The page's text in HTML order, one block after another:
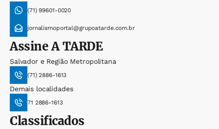
(71) 99601-0020
jornalismoportal@grupoatarde.com.br
AssineA TARDE
Salvador e Região Metropolitana
(71) 2886-1613
Demais localidades
71 2886-1613
Classificados